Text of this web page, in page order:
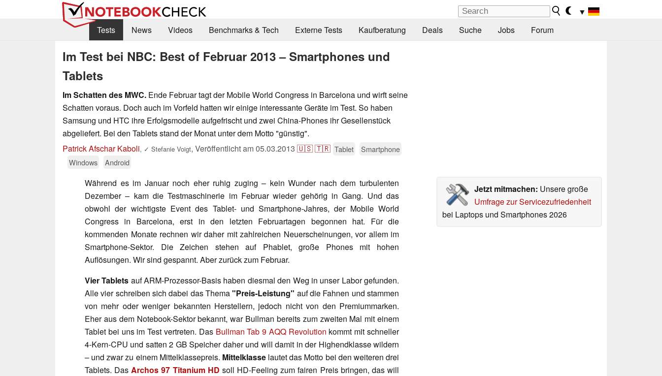
▼
Tests
News Videos Benchmarks & Tech Externe Tests Kaufberatung Deals Suche Jobs Forum
Im Test bei NBC: Best of Februar 2013 – Smartphones und
Tablets
Im Schatten des MWC. Ende Februar tagt der Mobile World Congress in Barcelona und wirft seine
Schatten voraus. Doch auch im Vorfeld hatten wir einige interessante Geräte im Test. So haben
Samsung und HTC ihre Erfolgsmodelle aufgefrischt und zwei China-Phones ihr Gesellenstück
abgeliefert. Bei den Tablets stand der Monat unter dem Motto "günstig".
Patrick Afschar Kaboli, ✓ Stefanie Voigt, Veröffentlicht am05.03.2013 🇺🇸🇹🇷 Tablet
Smartphone
Windows
Android
Jetzt mitmachen: Unsere große
Umfrage zur Servicezufriedenheit
bei Laptops und Smartphones 2026
Während es im Januar noch eher ruhig zuging – kein Wunder nach dem turbulenten
Dezember – kam die Testmaschinerie im Februar wieder gehörig in Gang. Und das
obwohl der wichtigste Event des Tablet- und Smartphone-Jahres, der Mobile World
Congress in Barcelona, erst in den letzten Februartagen begonnen hat. Für die
kommenden Monate rechnen wir daher mit zahlreichen Neuerscheinungen, vor allem im
Smartphone-Sektor. Die Zeichen stehen auf Phablet, große Phones mit hohen
Auflösungen. Wir sind gespannt. Aber zurück zum Februar.
Vier Tablets auf ARM-Prozessor-Basis haben diesmal den Weg in unser Labor gefunden.
Alle vier schreiben sich dabei das Thema"Preis-Leistung" auf die Fahnen und stammen
von mehr oder weniger bekannten Herstellern, jedoch nicht von den Premiummarken.
Eher aus dem Notebook-Sektor bekannt, war Bullman bereits zum zweiten Mal mit einem
Tablet bei uns im Test vertreten. Das Bullman Tab 9 AQQ Revolution kommt mit schneller
4-Kern-CPU und satten 2 GB Speicher daher und will damit in der Highendklasse wildern
– und zwar zu einem Mittelklassepreis. Mittelklasselautet das Motto bei den weiteren drei
Tablets. DasArchos 97 Titanium HD soll HD-Feeling zum fairen Preis bringen, das will